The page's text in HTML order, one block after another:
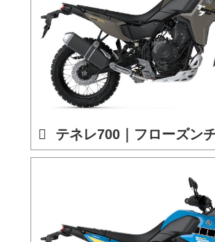
テネレ700｜フローズン